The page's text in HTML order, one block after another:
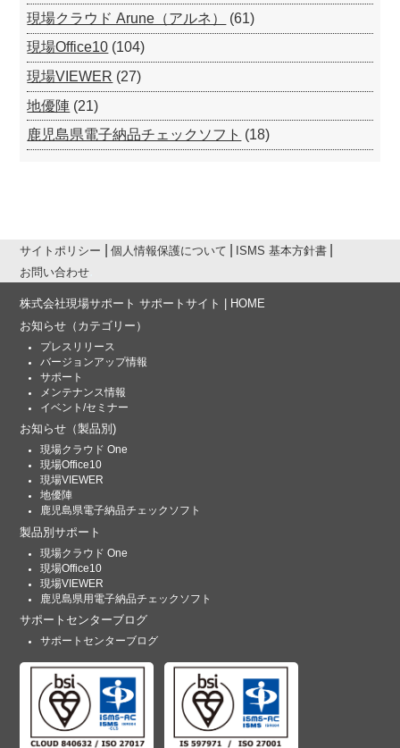
現場クラウド Arune（アルネ）
(61)
現場Office10 (104)
現場VIEWER (27)
地優陣 (21)
鹿児島県電子納品チェックソフト (18)
サイトポリシー 個人情報保護について
ISMS 基本方針書
お問い合わせ
株式会社現場サポート サポートサイト | HOME
お知らせ （カテゴリー）
プレスリリース
バージョンアップ情報
サポート
メンテナンス情報
イベント/セミナー
お知らせ （製品別)
現場クラウド One
現場Office10
現場VIEWER
地優陣
鹿児島県電子納品チェックソフト
製品別サポート
現場クラウド One
現場Office10
現場VIEWER
鹿児島県用電子納品チェックソフト
サポートセンターブログ
サポートセンターブログ